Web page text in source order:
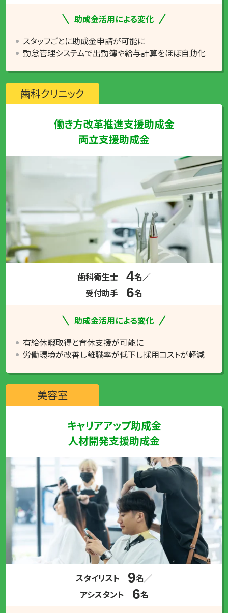
助成金活用による変化
スタッフごとに助成金申請が可能に
勤怠管理システムで出勤簿や給与計算をほぼ自動化
歯科クリニック
働き方改革推進支援助成金
両立支援助成金
歯科衛生士 4名／
受付助手
6名
助成金活用による変化
有給休暇取得と育休支援が可能に
労働環境が改善し離職率が低下し採用コストが軽減
美容室
キャリアアップ助成金
人材開発支援助成金
スタイリスト 9名／
アシスタント
6名